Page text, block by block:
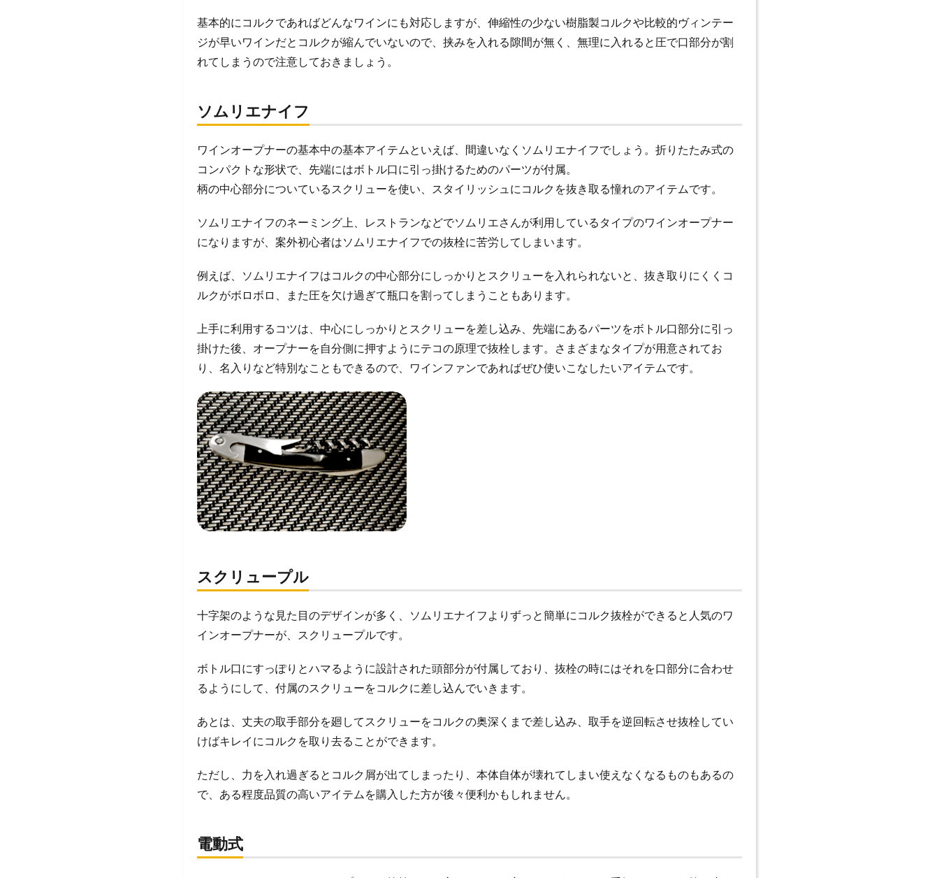
基本的にコルクであればどんなワインにも対応しますが、伸縮性の少ない樹脂製コルクや比較的ヴィンテー
ジが早いワインだとコルクが縮んでいないので、挟みを入れる隙間が無く、無理に入れると圧で口部分が割
れてしまうので注意しておきましょう。
ソムリエナイフ
ワインオープナーの基本中の基本アイテムといえば、間違いなくソムリエナイフでしょう。折りたたみ式の
コンパクトな形状で、先端にはボトル口に引っ掛けるためのパーツが付属。
柄の中心部分についているスクリューを使い、スタイリッシュにコルクを抜き取る憧れのアイテムです。
ソムリエナイフのネーミング上、レストランなどでソムリエさんが利用しているタイプのワインオープナー
になりますが、案外初心者はソムリエナイフでの抜栓に苦労してしまいます。
例えば、ソムリエナイフはコルクの中心部分にしっかりとスクリューを入れられないと、抜き取りにくくコ
ルクがボロボロ、また圧を欠け過ぎて瓶口を割ってしまうこともあります。
上手に利用するコツは、中心にしっかりとスクリューを差し込み、先端にあるパーツをボトル口部分に引っ
掛けた後、オープナーを自分側に押すようにテコの原理で抜栓します。さまざまなタイプが用意されてお
り、名入りなど特別なこともできるので、ワインファンであればぜひ使いこなしたいアイテムです。
スクリュープル
十字架のような見た目のデザインが多く、ソムリエナイフよりずっと簡単にコルク抜栓ができると人気のワ
インオープナーが、スクリュープルです。
ボトル口にすっぽりとハマるように設計された頭部分が付属しており、抜栓の時にはそれを口部分に合わせ
るようにして、付属のスクリューをコルクに差し込んでいきます。
あとは、丈夫の取手部分を廻してスクリューをコルクの奥深くまで差し込み、取手を逆回転させ抜栓してい
けばキレイにコルクを取り去ることができます。
ただし、力を入れ過ぎるとコルク屑が出てしまったり、本体自体が壊れてしまい使えなくなるものもあるの
で、ある程度品質の高いアイテムを購入した方が後々便利かもしれません。
電動式